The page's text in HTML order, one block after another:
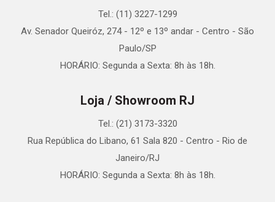
Tel.: (11) 3227-1299
Av. Senador Queiróz, 274 - 12º e 13º andar - Centro - São
Paulo/SP
HORÁRIO: Segunda a Sexta: 8h às 18h.
Loja / Showroom RJ
Tel.: (21) 3173-3320
Rua República do Libano, 61 Sala 820 - Centro - Rio de
Janeiro/RJ
HORÁRIO: Segunda a Sexta: 8h às 18h.